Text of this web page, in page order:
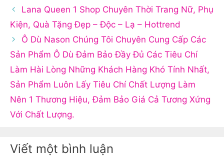
Lana Queen 1 Shop Chuyên Thời Trang Nữ, Phụ
Kiện, Quà Tặng Đẹp – Độc – Lạ – Hottrend
Ô Dù Nason Chúng Tôi Chuyên Cung Cấp Các
Sản Phẩm Ô Dù Đảm Bảo Đầy Đủ Các Tiêu Chí
Làm Hài Lòng Những Khách Hàng Khó Tính Nhất,
Sản Phẩm Luôn Lấy Tiêu Chí Chất Lượng Làm
Nên 1 Thương Hiệu, Đảm Bảo Giá Cả Tương Xứng
Với Chất Lượng.
Viết một bình luận